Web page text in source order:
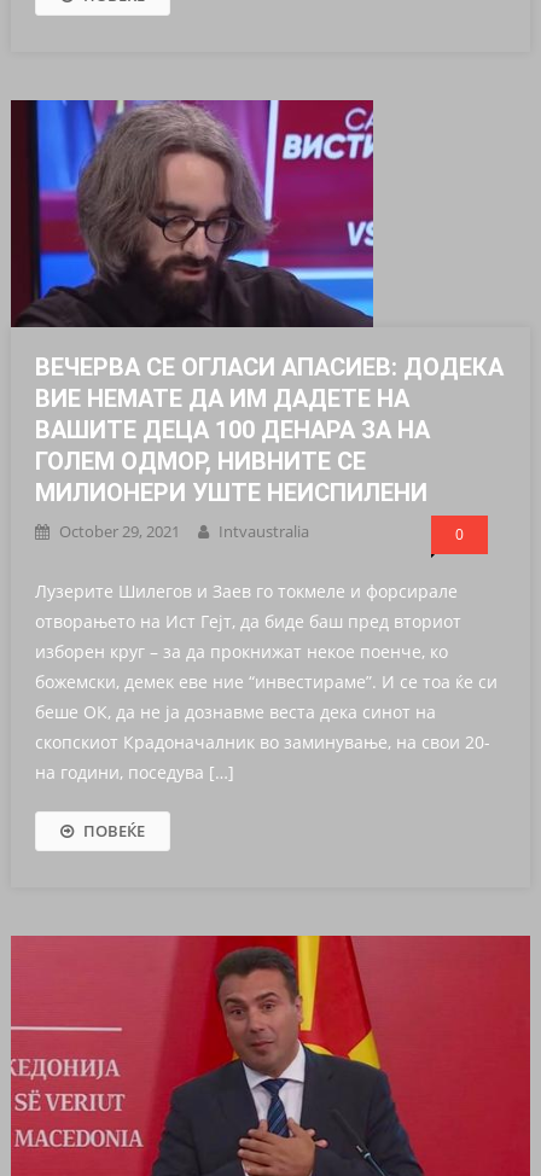
ВЕЧЕРВА СЕ ОГЛАСИ АПАСИЕВ: ДОДЕКА
ВИЕ НЕМАТЕ ДА ИМ ДАДЕТЕ НА
ВАШИТЕ ДЕЦА 100 ДЕНАРА ЗА НА
ГОЛЕМ ОДМОР, НИВНИТЕ СЕ
МИЛИОНЕРИ УШТЕ НЕИСПИЛЕНИ
October 29, 2021 Intvaustralia 0
Лузерите Шилегов и Заев го токмеле и форсирале
отворањето на Ист Гејт, да биде баш пред вториот
изборен круг – за да прокнижат некое поенче, ко
божемски, демек еве ние “инвестираме”. И се тоа ќе си
беше ОК, да не ја дознавме веста дека синот на
скопскиот Крадоначалник во заминување, на свои 20-
на години, поседува […]
ПОВЕЌЕ